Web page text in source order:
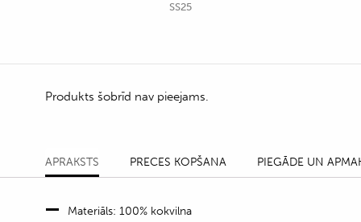
SS25
Produkts šobrīd nav pieejams.
APRAKSTS PRECES KOPŠANA PIEGĀDE UN
Materiāls: 100% kokvilna